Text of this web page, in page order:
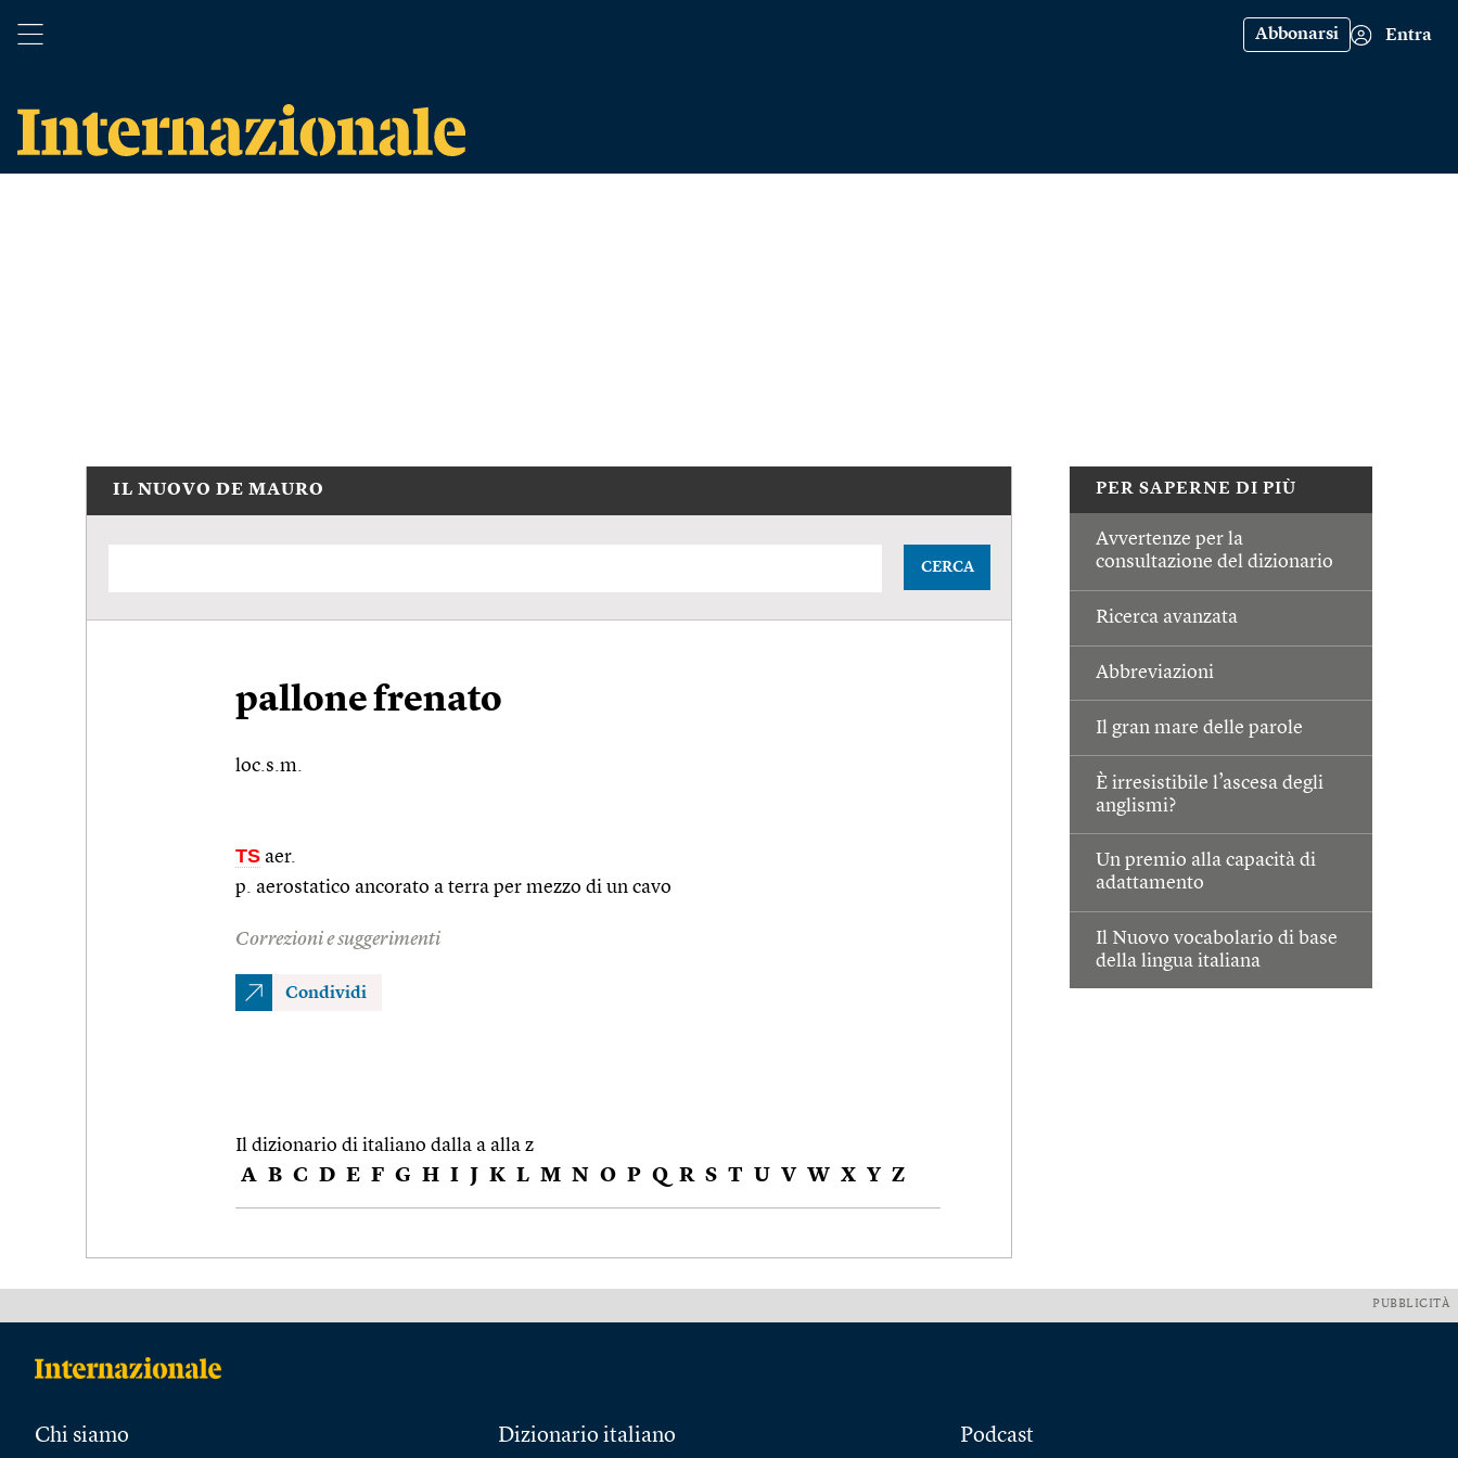
Abbonarsi Entra
PER SAPERNE DI PIÙ
Avvertenze per la
consultazione del dizionario
Ricerca avanzata
Abbreviazioni
Il gran mare delle parole
È irresistibile l’ascesa degli
anglismi?
Un premio alla capacità di
adattamento
Il Nuovo vocabolario di base
della lingua italiana
IL NUOVO DE MAURO
CERCA
pallone frenato
loc.s.m.
TS aer.
p. aerostatico ancorato a terra per mezzo di un cavo
Correzioni e suggerimenti
Condividi
Il dizionario di italiano dalla a alla z
A B C D E F G H I J K L M N O P Q R S T U V W X Y Z
PUBBLICITÀ
Chi siamo Dizionario italiano Podcast